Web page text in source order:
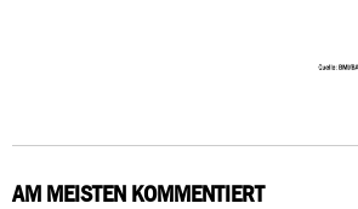
AM MEISTEN KOMMENTIERT